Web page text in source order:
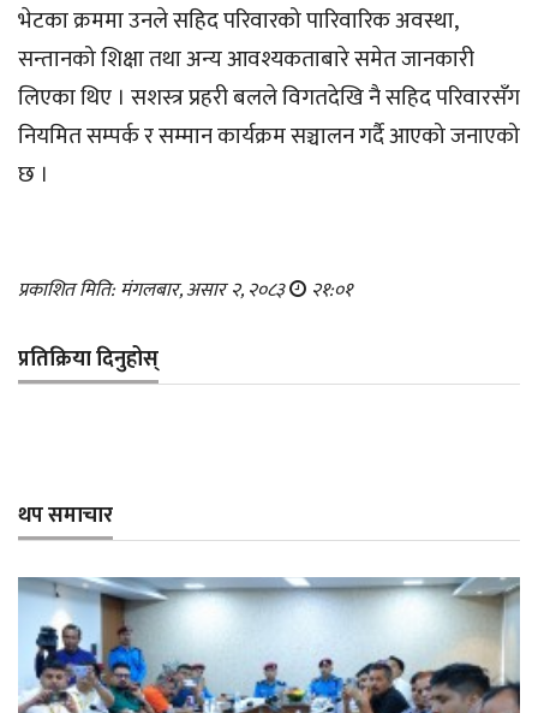
भेटका क्रममा उनले सहिद परिवारको पारिवारिक अवस्था,
सन्तानको शिक्षा तथा अन्य आवश्यकताबारे समेत जानकारी
लिएका थिए । सशस्त्र प्रहरी बलले विगतदेखि नै सहिद परिवारसँग
नियमित सम्पर्क र सम्मान कार्यक्रम सञ्चालन गर्दै आएको जनाएको
छ ।
प्रकाशित मिति: मंगलबार, असार २, २०८३ २१:०१
प्रतिक्रिया दिनुहोस्
थप समाचार